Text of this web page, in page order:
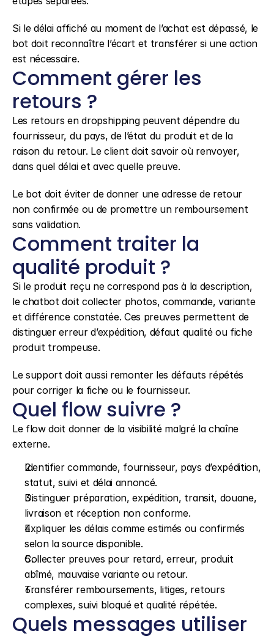
Si le délai affiché au moment de l’achat est dépassé, le
bot doit reconnaître l’écart et transférer si une action
est nécessaire.
Comment gérer les
retours ?
Les retours en dropshipping peuvent dépendre du
fournisseur, du pays, de l’état du produit et de la
raison du retour. Le client doit savoir où renvoyer,
dans quel délai et avec quelle preuve.
Le bot doit éviter de donner une adresse de retour
non confirmée ou de promettre un remboursement
sans validation.
Comment traiter la
qualité produit ?
Si le produit reçu ne correspond pas à la description,
le chatbot doit collecter photos, commande, variante
et différence constatée. Ces preuves permettent de
distinguer erreur d’expédition, défaut qualité ou fiche
produit trompeuse.
Le support doit aussi remonter les défauts répétés
pour corriger la fiche ou le fournisseur.
Quel flow suivre ?
Le flow doit donner de la visibilité malgré la chaîne
externe.
Identifier commande, fournisseur, pays d’expédition,
statut, suivi et délai annoncé.
Distinguer préparation, expédition, transit, douane,
livraison et réception non conforme.
Expliquer les délais comme estimés ou confirmés
selon la source disponible.
Collecter preuves pour retard, erreur, produit
abîmé, mauvaise variante ou retour.
Transférer remboursements, litiges, retours
complexes, suivi bloqué et qualité répétée.
Quels messages utiliser